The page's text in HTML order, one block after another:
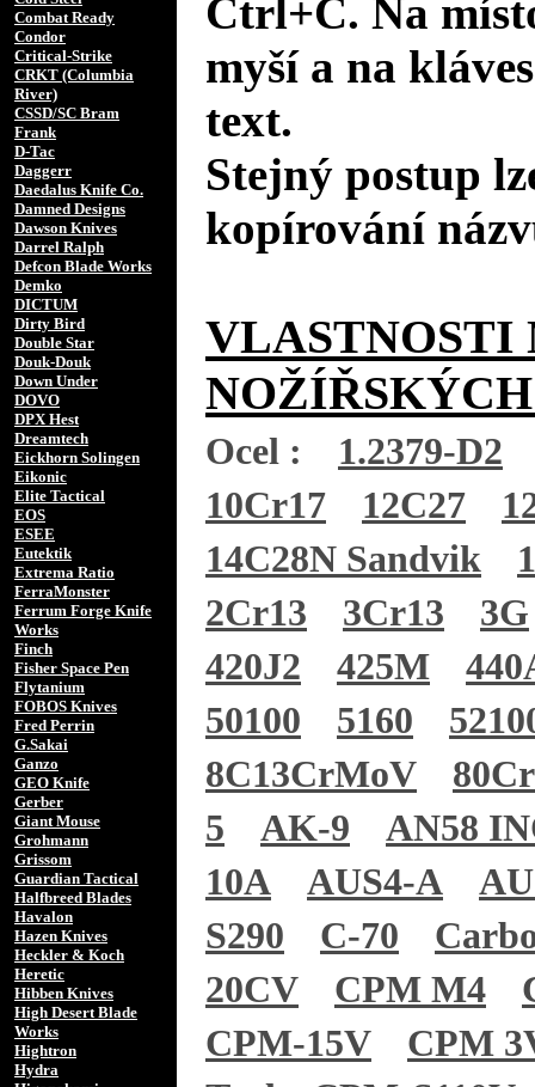
Combat Ready
Condor
Critical-Strike
CRKT (Columbia
River)
CSSD/SC Bram
Frank
D-Tac
Daggerr
Daedalus Knife Co.
Damned Designs
Dawson Knives
Darrel Ralph
Defcon Blade Works
Demko
DICTUM
Dirty Bird
Double Star
Douk-Douk
Down Under
DOVO
DPX Hest
Dreamtech
Eickhorn Solingen
Eikonic
Elite Tactical
EOS
ESEE
Eutektik
Extrema Ratio
FerraMonster
Ferrum Forge Knife
Works
Finch
Fisher Space Pen
Flytanium
FOBOS Knives
Fred Perrin
G.Sakai
Ganzo
GEO Knife
Gerber
Giant Mouse
Grohmann
Grissom
Guardian Tactical
Halfbreed Blades
Havalon
Hazen Knives
Heckler & Koch
Heretic
Hibben Knives
High Desert Blade
Works
Hightron
Hydra
Ctrl+C. Na
myší a na
text.
Stejný postup
kopírování
VLASTNOSTI
Ocel :
1.2379-D2
10Cr17
12C27
14C28N Sandvik
2Cr13
3Cr13
3G
420J2
425M
50100
5160
8C13CrMoV
5
AK-9
AN58
10A
AUS4-A
S290
C-70
20CV
CPM M4
CPM-15V
CPM